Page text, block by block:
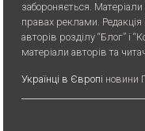
забороняється.
правах реклами.
авторів розділу “Блог” і
матеріали авторів та
Українці в Європі новини